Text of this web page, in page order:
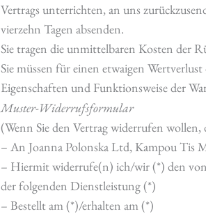
Vertrags unterrichten, an uns
vierzehn Tagen absenden.
Sie tragen die unmittelbaren Kosten der
Sie müssen für einen etwaigen
Eigenschaften und Funktionsweise der
Muster-Widerrufsformular
(Wenn Sie den Vertrag widerrufen wollen,
– An Joanna Polonska Ltd, Kampou Tis
– Hiermit widerrufe(n) ich/wir (*) den
der folgenden Dienstleistung (*)
– Bestellt am (*)/erhalten am (*)